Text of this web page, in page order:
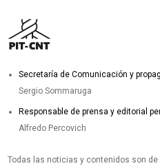
Secretaría de Comunicación y
Sergio Sommaruga
Responsable de prensa y editorial
Alfredo Percovich
Todas las noticias y contenidos son de